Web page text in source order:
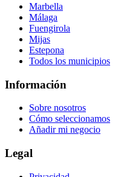
Marbella
Málaga
Fuengirola
Mijas
Estepona
Todos los municipios
Información
Sobre nosotros
Cómo seleccionamos
Añadir mi negocio
Legal